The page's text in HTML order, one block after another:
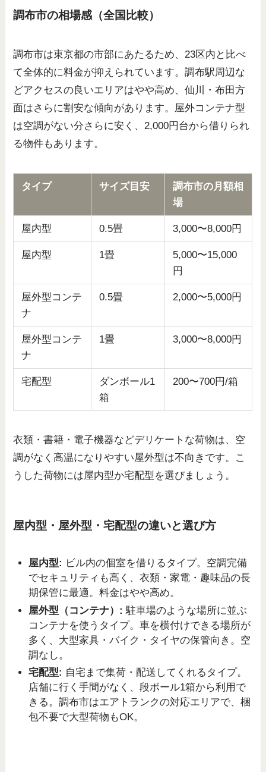
調布市の相場感（全国比較）
調布市は東京都の市部にあたるため、23区内と比べ
て全体的に料金が抑えられています。調布駅周辺な
どアクセスの良いエリアはやや高め、仙川・布田方
面はさらに割安な傾向があります。屋外コンテナ型
は空調がない分さらに安く、2,000円台から借りられ
る物件もあります。
タイプ サイズ目安
調布市の月額相
場
屋内型 0.5畳 3,000〜8,000円
屋内型 1畳
5,000〜15,000
円
屋外型コンテ
ナ
0.5畳 2,000〜5,000円
屋外型コンテ
ナ
1畳 3,000〜8,000円
宅配型
ダンボール1
箱
200〜700円/箱
衣類・書籍・電子機器などデリケートな荷物は、空
調がなく高温になりやすい屋外型は不向きです。こ
うした荷物には屋内型か宅配型を選びましょう。
屋内型・屋外型・宅配型の違いと選び方
屋内型: ビル内の個室を借りるタイプ。空調完備
でセキュリティも高く、衣類・家電・趣味品の長
期保管に最適。料金はやや高め。
屋外型（コンテナ）: 駐車場のような場所に並ぶ
コンテナを使うタイプ。車を横付けできる場所が
多く、大型家具・バイク・タイヤの保管向き。空
調なし。
宅配型: 自宅まで集荷・配送してくれるタイプ。
店舗に行く手間がなく、段ボール1箱から利用で
きる。調布市はエアトランクの対応エリアで、梱
包不要で大型荷物もOK。